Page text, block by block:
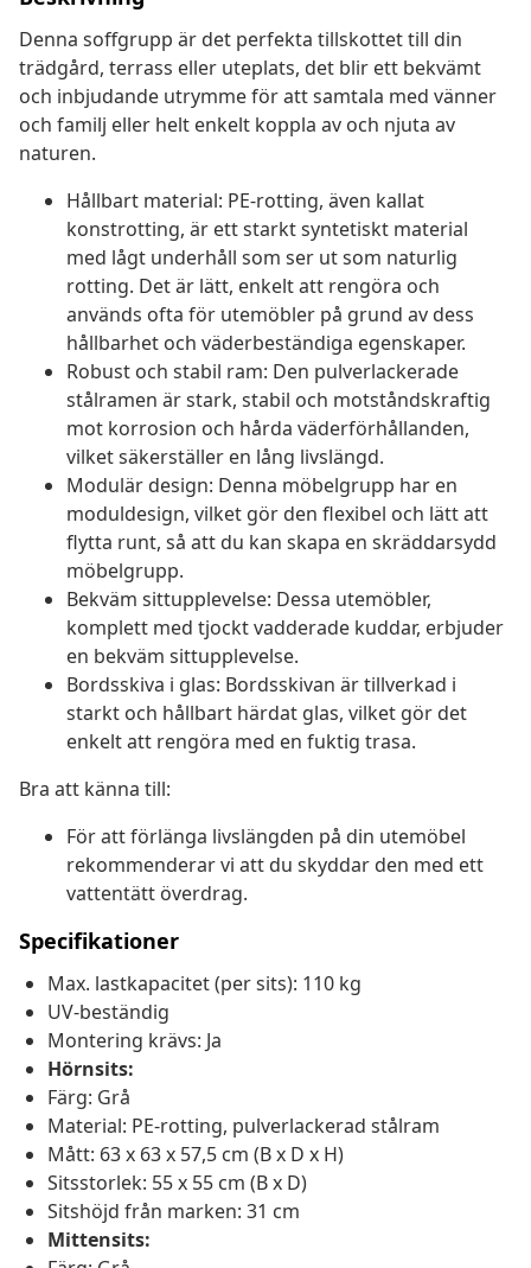
Denna soffgrupp är det perfekta tillskottet till din
trädgård, terrass eller uteplats, det blir ett bekvämt
och inbjudande utrymme för att samtala med vänner
och familj eller helt enkelt koppla av och njuta av
naturen.
Hållbart material: PE-rotting, även kallat
konstrotting, är ett starkt syntetiskt material
med lågt underhåll som ser ut som naturlig
rotting. Det är lätt, enkelt att rengöra och
används ofta för utemöbler på grund av dess
hållbarhet och väderbeständiga egenskaper.
Robust och stabil ram: Den pulverlackerade
stålramen är stark, stabil och motståndskraftig
mot korrosion och hårda väderförhållanden,
vilket säkerställer en lång livslängd.
Modulär design: Denna möbelgrupp har en
moduldesign, vilket gör den flexibel och lätt att
flytta runt, så att du kan skapa en skräddarsydd
möbelgrupp.
Bekväm sittupplevelse: Dessa utemöbler,
komplett med tjockt vadderade kuddar, erbjuder
en bekväm sittupplevelse.
Bordsskiva i glas: Bordsskivan är tillverkad i
starkt och hållbart härdat glas, vilket gör det
enkelt att rengöra med en fuktig trasa.
Bra att känna till:
För att förlänga livslängden på din utemöbel
rekommenderar vi att du skyddar den med ett
vattentätt överdrag.
Specifikationer
Max. lastkapacitet (per sits): 110 kg
UV-beständig
Montering krävs: Ja
Hörnsits:
Färg: Grå
Material: PE-rotting, pulverlackerad stålram
Mått: 63 x 63 x 57,5 cm (B x D x H)
Sitsstorlek: 55 x 55 cm (B x D)
Sitshöjd från marken: 31 cm
Mittensits: